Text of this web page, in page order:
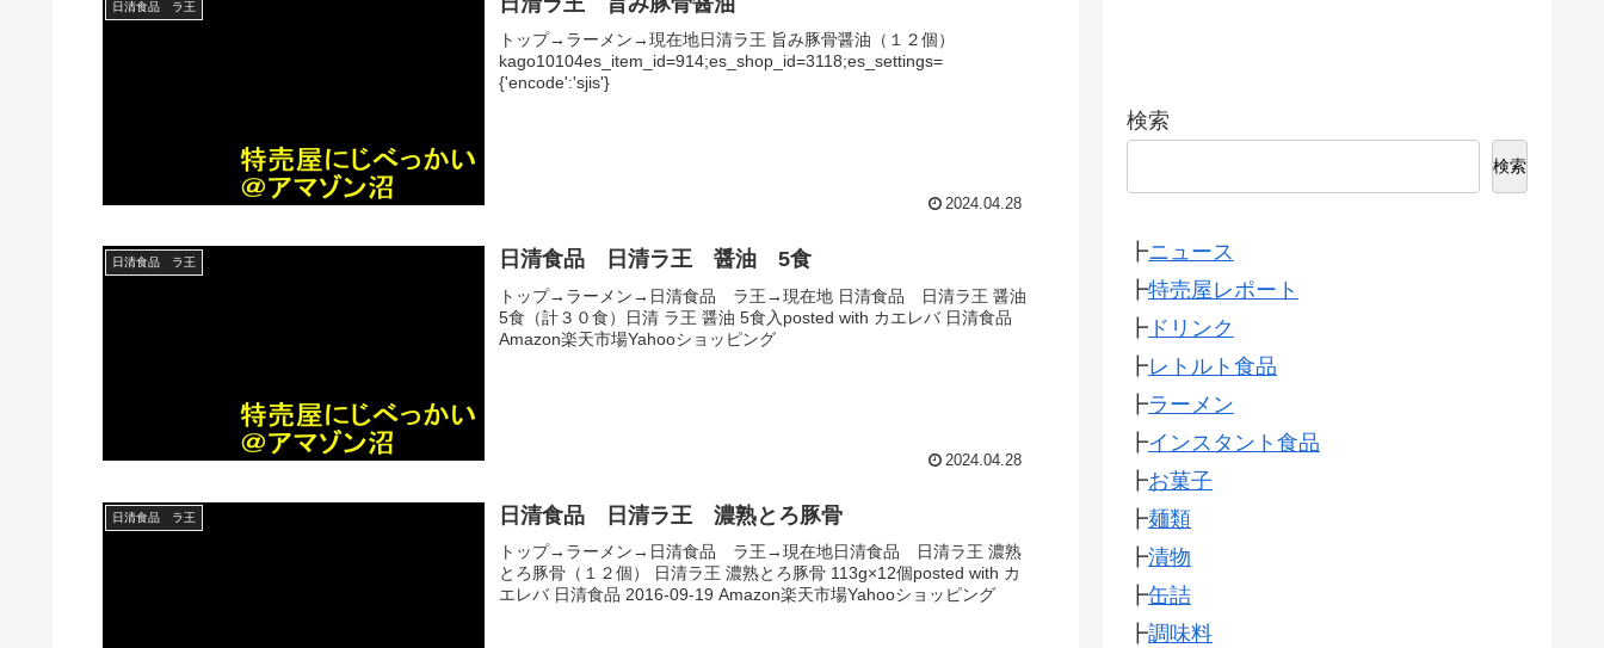
日清食品 ラ王
トップ→ラーメン→現在地日清ラ王 旨み豚骨醤油（１２個）
kago10104es_item_id=914;es_shop_id=3118;es_settings=
{'encode':'sjis'}
2024.04.28
日清食品 ラ王 日清食品 日清ラ王 醤油 5食
トップ→ラーメン→日清食品 ラ王→現在地 日清食品 日清ラ王 醤油
5食（計３０食）日清 ラ王 醤油 5食入posted with カエレバ 日清食品
Amazon楽天市場Yahooショッピング
2024.04.28
日清食品 ラ王 日清食品 日清ラ王 濃熟とろ豚骨
トップ→ラーメン→日清食品 ラ王→現在地日清食品 日清ラ王 濃熟
とろ豚骨（１２個） 日清ラ王 濃熟とろ豚骨 113g×12個posted with カ
エレバ 日清食品 2016-09-19 Amazon楽天市場Yahooショッピング
検索
検索
┣ニュース
┣特売屋レポート
┣ ドリンク
┣レトルト食品
┣ラーメン
┣インスタント食品
┣お菓子
┣麺類
┣漬物
┣缶詰
┣調味料